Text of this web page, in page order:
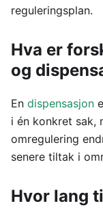
reguleringsplan.
Hva er
og
En dispensasjon
i én konkret sak,
omregulering
senere tiltak i
Hvor lang